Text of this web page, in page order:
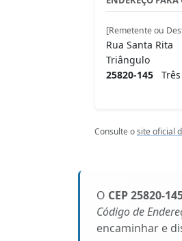
[Remetente ou
Rua Santa Rita
Triângulo
25820-145 Três
Consulte osite oficial
O CEP 25820-
Código de
encaminhar e